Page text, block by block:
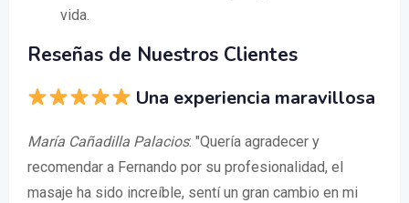
vida.
Reseñas de Nuestros Clientes
Una experiencia maravillosa
María Cañadilla Palacios: "Quería agradecer y
recomendar a Fernando por su profesionalidad, el
masaje ha sido increíble, sentí un gran cambio en mi